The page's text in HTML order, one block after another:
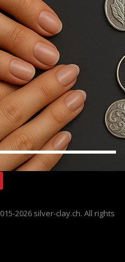
2026 silver-clay.ch. All rights